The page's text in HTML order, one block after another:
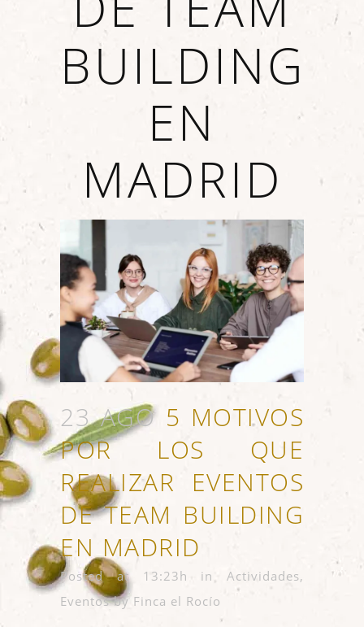
BUILDING
EN
MADRID
23 AGO5 MOTIVOS
POR LOS QUE
REALIZAR EVENTOS
DE TEAM BUILDING
EN MADRID
Posted at 13:23h in Actividades,
Eventos by Finca el Rocío